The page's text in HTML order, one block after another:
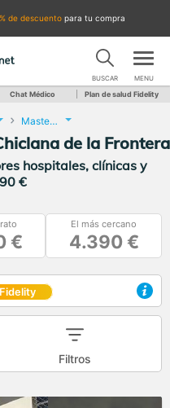
de descuento para tu compra
BUSCAR MENU
Chat Médico Plan de salud Fidelity
Mastectomía simple
de la Frontera
hospitales, clínicas y
€
€
El más cercano
4.390 €
Filtros